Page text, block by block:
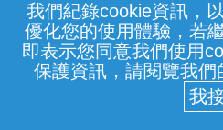
我們紀錄cookie資訊，
優化您的使用體驗，若
即表示您同意我們使用
保護資訊，請閱覽我們
常見問題 線上客服
中華電信股份有限公
(統一編號：